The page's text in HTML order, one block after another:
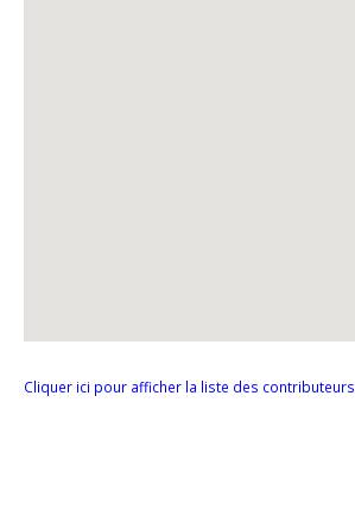
Cliquer ici pour afficher la liste des contributeurs